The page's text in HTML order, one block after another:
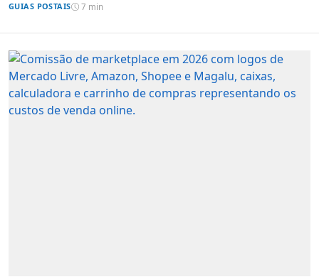
GUIAS POSTAIS 7 min